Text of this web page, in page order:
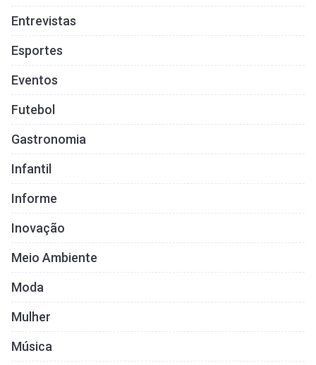
Entrevistas
Esportes
Eventos
Futebol
Gastronomia
Infantil
Informe
Inovação
Meio Ambiente
Moda
Mulher
Música